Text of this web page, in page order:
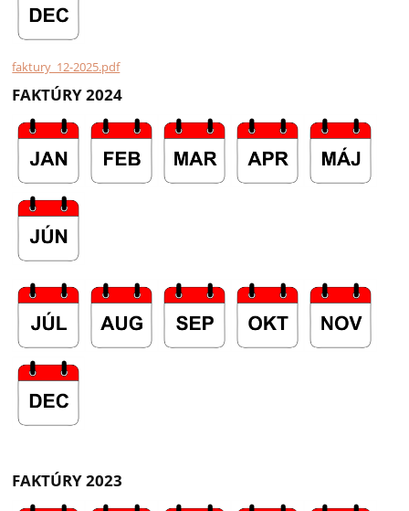
faktury_12-2025.pdf
FAKTÚRY 2024
FAKTÚRY 2023